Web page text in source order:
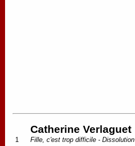
1
Catherine Verlaguet
Fille, c'est trop difficile - Dissolution